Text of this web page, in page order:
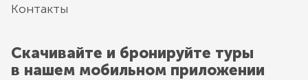
Контакты
Скачивайте и бронируйте туры
в нашем мобильном приложении